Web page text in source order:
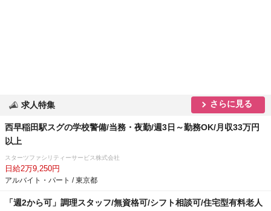
求人特集 さらに見る
西早稲田駅スグの学校警備/当務・夜勤/週3日～勤務OK/月収33万円
以上
スターツファシリティーサービス株式会社
日給2万9,250円
アルバイト・パート / 東京都
「週2から可」調理スタッフ/無資格可/シフト相談可/住宅型有料老人